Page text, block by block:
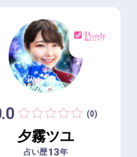
(0)
夕霧ツユ
占い歴13年